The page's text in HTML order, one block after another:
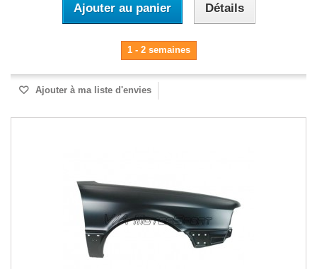
Ajouter au panier Détails
1 - 2 semaines
Ajouter à ma liste d'envies